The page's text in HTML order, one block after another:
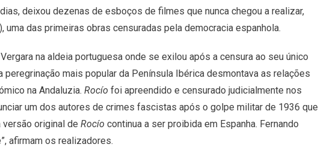
De
Março
deixou dezenas de esboços de filmes que nunca chegou a realizar,
uma das primeiras obras censuradas pela democracia espanhola.
na aldeia portuguesa onde se exilou após a censura ao seu único
peregrinação mais popular da Península Ibérica desmontava as relações
na Andaluzia. Rocío foi apreendido e censurado judicialmente nos
um dos autores de crimes fascistas após o golpe militar de 1936 que
versão original de Rocío continua a ser proibida em Espanha. Fernando
afirmam os realizadores.